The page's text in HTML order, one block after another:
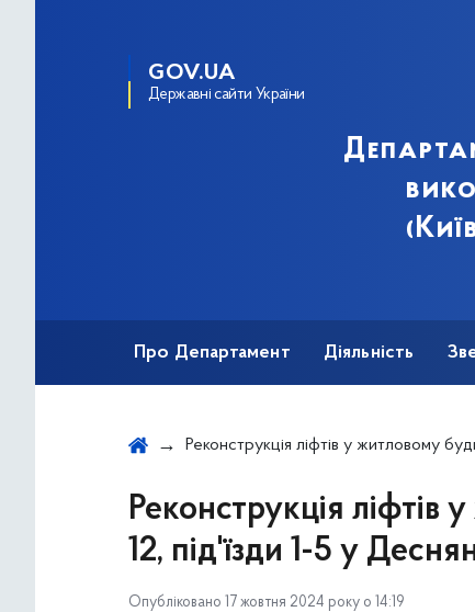
GOV.UA
Державні сайти України
Про Департамент Діяльність
Реконструкція ліфтів у житловому будинку за адресою: вул. Олександри Екстер, 12, під'їзди 1-5 у
Реконструкція
12, під'їзди 1-5 у
Опубліковано 17 жовтня 2024 року о 14:19